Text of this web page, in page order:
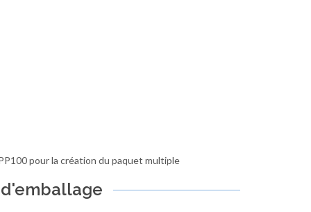
pour la création du paquet multiple